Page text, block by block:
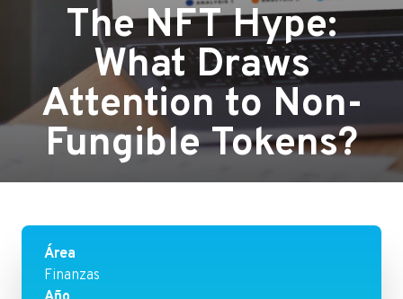
The NFT Hype:
What Draws
Attention to Non-
Fungible Tokens?
Área
Finanzas